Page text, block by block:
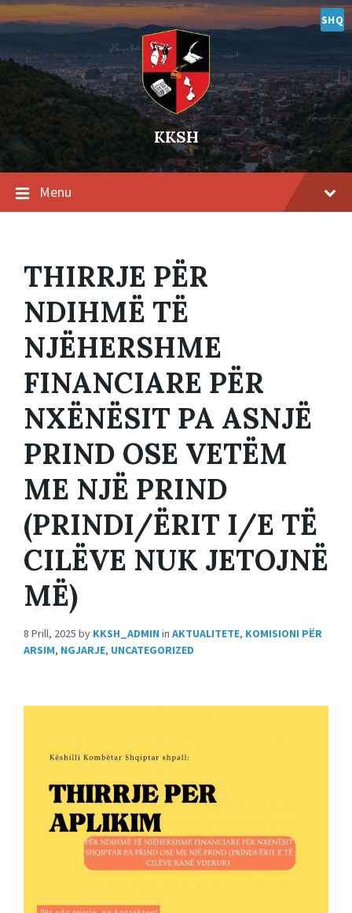
Skip
to
Skip
to
navigation
Skip
to
SHQ
KKSH
Menu
THIRRJE PËR
NDIHMË TË
NJËHERSHME
FINANCIARE PËR
NXËNËSIT PA ASNJË
PRIND OSE VETËM
ME NJË PRIND
(PRINDI/ËRIT I/E TË
CILËVE NUK JETOJNË
MË)
8 Prill, 2025 by KKSH_ADMIN in AKTUALITETE, KOMISIONI PËR
ARSIM, NGJARJE, UNCATEGORIZED